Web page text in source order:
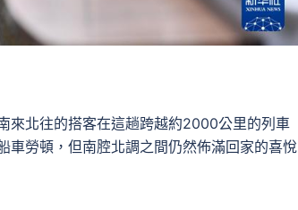
來北往的搭客在這趟跨越約2000公里的列車
車勞頓，但南腔北調之間仍然佈滿回家的喜悅